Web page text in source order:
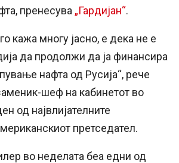
пренесува „Гардијан“.
кажа многу јасно, е дека не е
да продолжи да ја финансира
нафта од Русија“, рече
шеф на кабинетот во
од највлијателните
претседател.
во неделата беа едни од